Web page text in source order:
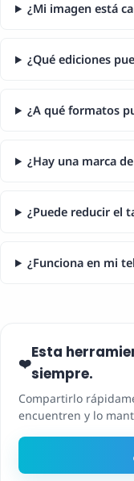
¿Mi imagen está
¿Qué ediciones
¿A qué formatos
¿Hay una marca
¿Puede reducir el
¿Funciona en mi
❤️
Esta
siempre.
Compartirlo
encuentren y lo